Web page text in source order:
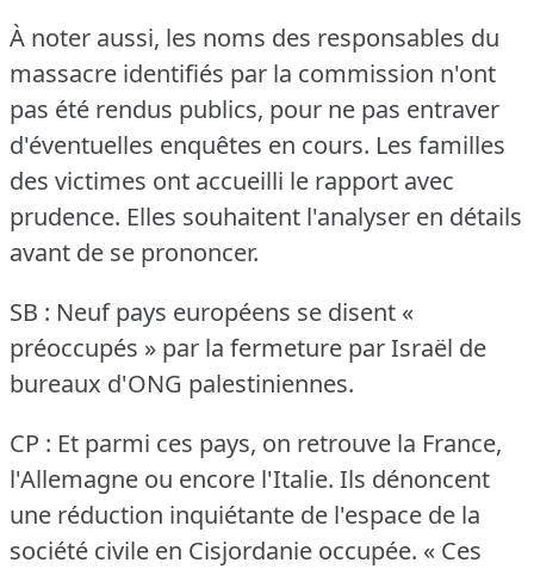
À noter aussi, les noms des responsables du
massacre identifiés par la commission n'ont
pas été rendus publics, pour ne pas entraver
d'éventuelles enquêtes en cours. Les familles
des victimes ont accueilli le rapport avec
prudence. Elles souhaitent l'analyser en détails
avant de se prononcer.
SB : Neuf pays européens se disent «
préoccupés » par la fermeture par Israël de
bureaux d'ONG palestiniennes.
CP : Et parmi ces pays, on retrouve la France,
l'Allemagne ou encore l'Italie. Ils dénoncent
une réduction inquiétante de l'espace de la
société civile en Cisjordanie occupée. « Ces